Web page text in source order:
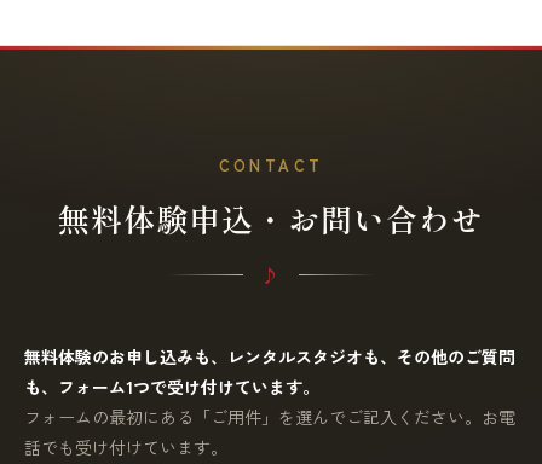
CONTACT
無料体験申込・お問い合わせ
無料体験のお申し込みも、レンタルスタジオも、その他のご質問
も、フォーム1つで受け付けています。
フォームの最初にある「ご用件」を選んでご記入ください。お電
話でも受け付けています。